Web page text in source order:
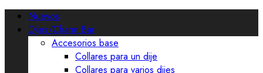
Nuevos
Dijes/Charm Bar
Accesorios base
Collares para un dije
Collares para varios dijes